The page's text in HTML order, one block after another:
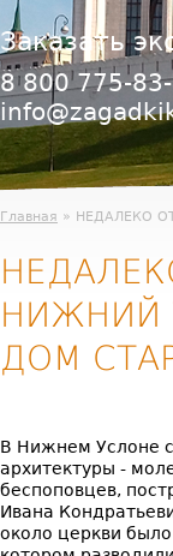
Заказать
8 800 775-
Главная » НЕДАЛЕКО
НИЖНИЙ
ДОМ
В Нижнем Услоне
архитектуры -
беспоповцев,
Ивана
около церкви